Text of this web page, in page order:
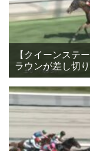
【クイーンステ
ラウンが差し切